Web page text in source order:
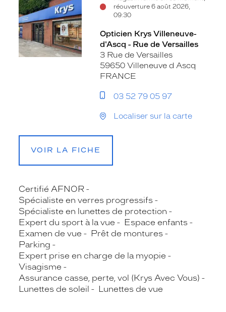
réouverture 6 août 2026,
09:30
Opticien Krys Villeneuve-
d'Ascq - Rue de Versailles
3 Rue de Versailles
59650 Villeneuve d Ascq
FRANCE
03 52 79 05 97
Localiser sur la carte
VOIR LA FICHE
Certifié AFNOR
Spécialiste en verres progressifs
Spécialiste en lunettes de protection
Expert du sport à la vue
Espace enfants
Examen de vue
Prêt de montures
Parking
Expert prise en charge de la myopie
Visagisme
Assurance casse, perte, vol (Krys Avec Vous)
Lunettes de soleil
Lunettes de vue